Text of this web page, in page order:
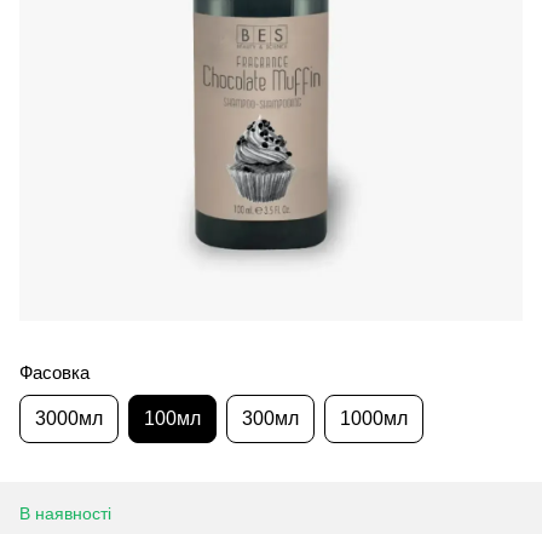
Фасовка
3000мл 100мл 300мл 1000мл
В наявності